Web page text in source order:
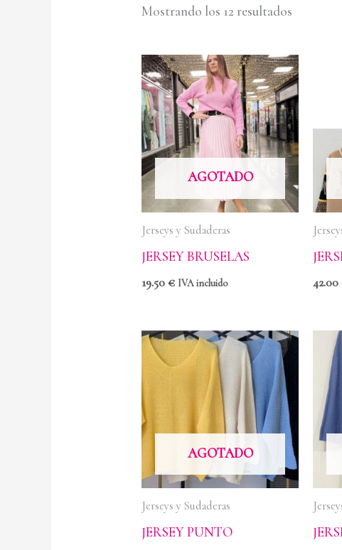
Mostrando los 12 resultados
AGOTADO
Jerseys y Sudaderas
JERSEY BRUSELAS
19.50€ IVA incluido 42.00
AGOTADO
Jerseys y Sudaderas
JERSEY PUNTO